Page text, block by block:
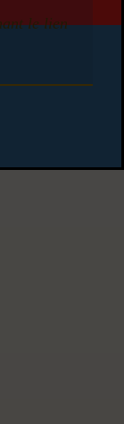
le lien